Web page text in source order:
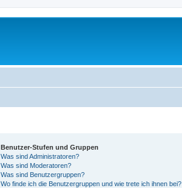
Benutzer-Stufen und Gruppen
Was sind Administratoren?
Was sind Moderatoren?
Was sind Benutzergruppen?
Wo finde ich die Benutzergruppen und wie trete ich ihnen bei?